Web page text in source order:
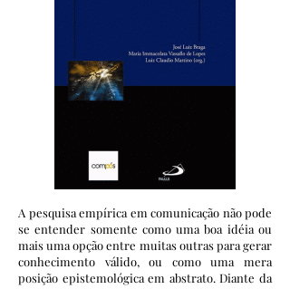
A pesquisa empírica em comunicação não pode
se entender somente como uma boa idéia ou
mais uma opção entre muitas outras para gerar
conhecimento válido, ou como uma mera
posição epistemológica em abstrato. Diante da